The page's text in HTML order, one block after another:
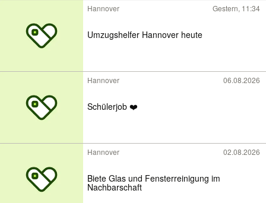
Hannover Gestern, 11:34
Umzugshelfer Hannover heute
Hannover 06.08.2026
Schülerjob ❤️
Hannover 02.08.2026
Biete Glas und Fensterreinigung im
Nachbarschaft